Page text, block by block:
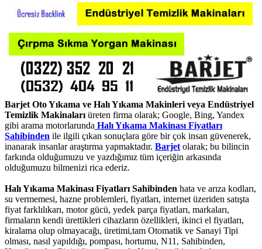
Barjet Oto Yıkama ve Halı Yıkama Makinleri veya Endüstriyel
Temizlik Makinalarıüreten firma olarak; Google, Bing, Yandex
gibi arama motorlarunda Halı Yıkama Makinası Fiyatları
Sahibinden ile ilgili çıkan sonuçlara göre bir çok insan güvenerek,
inanarak insanlar araştırma yapmaktadır. Barjetolarak; bu bilincin
farkında olduğumuzu ve yazdığımız tüm içeriğin arkasında
olduğumuzu bilmenizi rica ederiz.
Halı Yıkama Makinası Fiyatları Sahibinden hata ve arıza kodları,
su vermemesi, hazne problemleri, fiyatları, internet üzeriden satışta
fiyat farklılıkarı, motor gücü, yedek parça fiyatları, markaları,
firmaların kendi ürettikleri cihazların özellikleri, ikinci el fiyatları,
kiralama olup olmayacağı, üretimi,tam Otomatik ve Sanayi Tipi
olması, nasıl yapıldığı, pompası, hortumu, N11, Sahibinden,